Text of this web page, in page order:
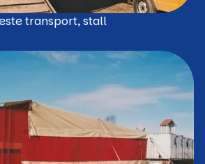
transport, stall